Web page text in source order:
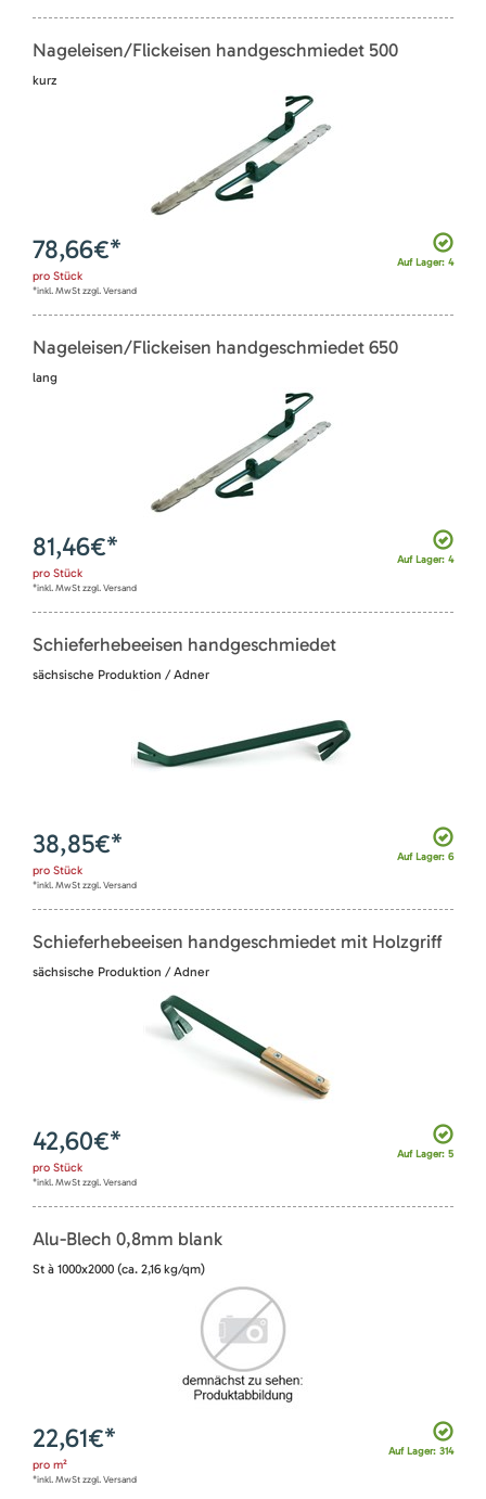
Nageleisen/Flickeisen handgeschmiedet 500
kurz
Auf Lager: 4
78,66€*
pro Stück
*inkl. MwSt zzgl. Versand
Nageleisen/Flickeisen handgeschmiedet 650
lang
Auf Lager: 4
81,46€*
pro Stück
*inkl. MwSt zzgl. Versand
Schieferhebeeisen handgeschmiedet
sächsische Produktion / Adner
Auf Lager: 6
38,85€*
pro Stück
*inkl. MwSt zzgl. Versand
Schieferhebeeisen handgeschmiedet mit Holzgriff
sächsische Produktion / Adner
Auf Lager: 5
42,60€*
pro Stück
*inkl. MwSt zzgl. Versand
Alu-Blech 0,8mm blank
St à 1000x2000 (ca. 2,16 kg/qm)
Auf Lager: 314
22,61€*
pro m²
*inkl. MwSt zzgl. Versand